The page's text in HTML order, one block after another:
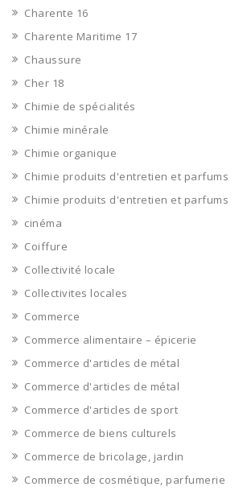
Charente 16
Charente Maritime 17
Chaussure
Cher 18
Chimie de spécialités
Chimie minérale
Chimie organique
Chimie produits d'entretien et parfums
Chimie produits d'entretien et parfums
cinéma
Coiffure
Collectivité locale
Collectivites locales
Commerce
Commerce alimentaire – épicerie
Commerce d'articles de métal
Commerce d'articles de métal
Commerce d'articles de sport
Commerce de biens culturels
Commerce de bricolage, jardin
Commerce de cosmétique, parfumerie